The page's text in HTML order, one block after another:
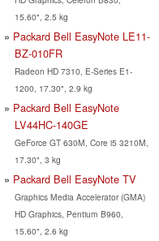
15.60", 2.5 kg
Packard Bell EasyNote LE11-
BZ-010FR
Radeon HD 7310, E-Series E1-
1200, 17.30", 2.9 kg
Packard Bell EasyNote
LV44HC-140GE
GeForce GT 630M, Core i5 3210M,
17.30", 3 kg
Packard Bell EasyNote TV
Graphics Media Accelerator (GMA)
HD Graphics, Pentium B960,
15.60", 2.6 kg